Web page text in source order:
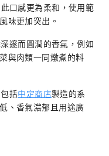
口感更為柔和，使用範
味更加突出。
邃而圓潤的香氣，例如
與肉類一同燉煮的料
括中定商店製造的系
、香氣濃郁且用途廣